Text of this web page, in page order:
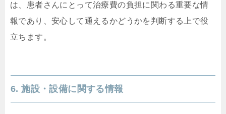
は、患者さんにとって治療費の負担に関わる重要な情
報であり、安心して通えるかどうかを判断する上で役
立ちます。
6. 施設・設備に関する情報